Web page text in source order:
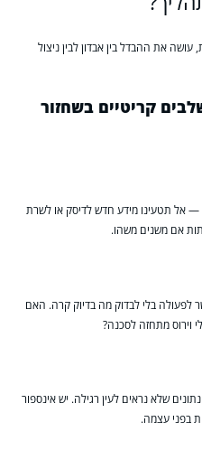
את ההבדל בין אבדון לבין ניצול
קריטיים בשחזור
אל תטעינו מידע חדש לדיסק או לשרת
אם משנים משהו.
לפעולה בלי לבדוק מה בדיוק קרה. האם
וירוס מתחזה לסכנה?
שלא נראים לעין רגילה. יש אינספור
בפני עצמה.